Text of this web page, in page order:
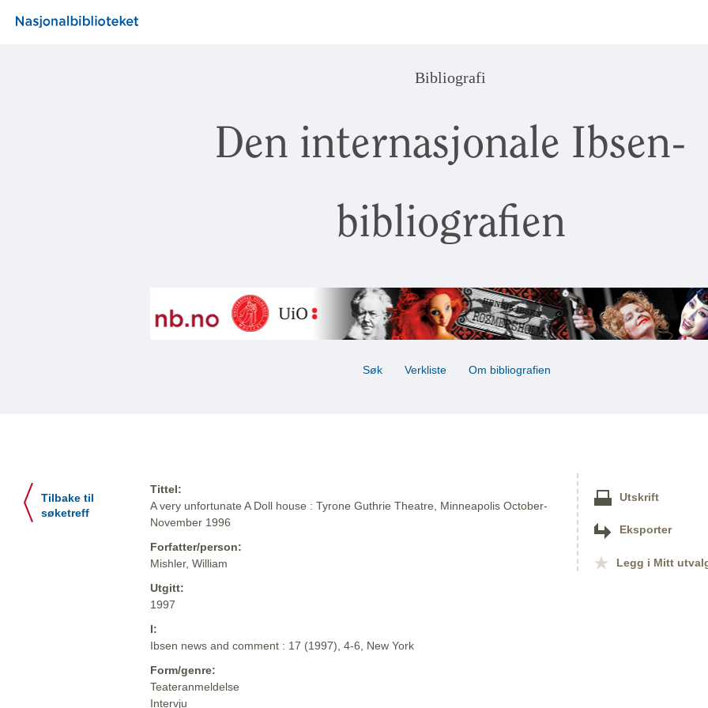
Bibliografi
Den internasjonale Ibsen-
bibliografien
Søk Verkliste Om bibliografien
Tilbake til
søketreff
Tittel:
A very unfortunate A Doll house : Tyrone Guthrie Theatre, Minneapolis October-
November 1996
Forfatter/person:
Mishler, William
Utgitt:
1997
I:
Ibsen news and comment : 17 (1997), 4-6, New York
Form/genre:
Teateranmeldelse
Intervju
Utskrift
Eksporter
Legg i Mitt